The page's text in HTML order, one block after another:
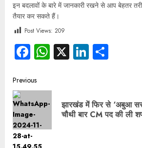
इन बदलावों के बारे में जानकारी रखने से आप बेहतर
तैयार कर सकते हैं।
Post Views: 209
Facebook
WhatsApp
X LinkedIn
Previous
झारखंड में फिर से ‘अबुआ
चौथी बार CM पद की ली